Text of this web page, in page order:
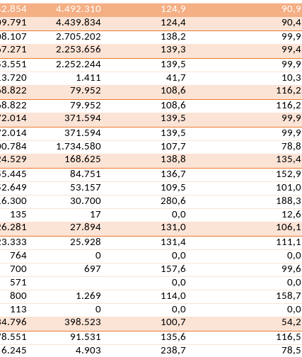
4.492.310 124,9
90,9
4.439.834 124,4
90,4
2.705.202 138,2
99,9
2.253.656 139,3
99,4
2.252.244 139,5
99,9
1.411 41,7
10,3
79.952 108,6
116,2
79.952 108,6
116,2
371.594 139,5
99,9
371.594 139,5
99,9
1.734.580 107,7
78,8
168.625 138,8
135,4
84.751 136,7
152,9
53.157 109,5
101,0
30.700 280,6
188,3
135 17 0,0
12,6
27.894 131,0
106,1
25.928 131,4
111,1
764 0 0,0
0,0
700 697 157,6
99,6
571 0,0
0,0
800 1.269 114,0
158,7
113 0 0,0
0,0
398.523 100,7
54,2
91.531 135,6
116,5
6.245 4.903 238,7
78,5